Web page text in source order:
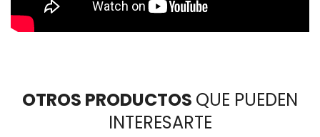
OTROS PRODUCTOS QUE PUEDEN
INTERESARTE